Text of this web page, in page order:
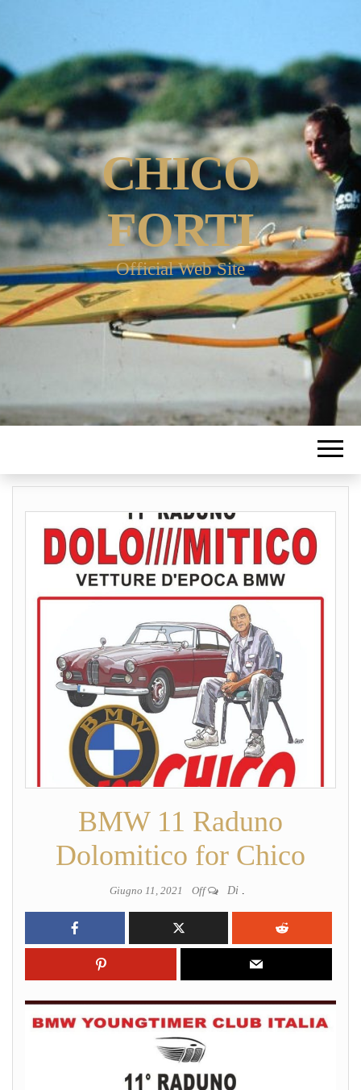
CHICO
FORTI
Official Web Site
BMW 11 Raduno
Dolomitico for Chico
Giugno 11, 2021 Off Di .